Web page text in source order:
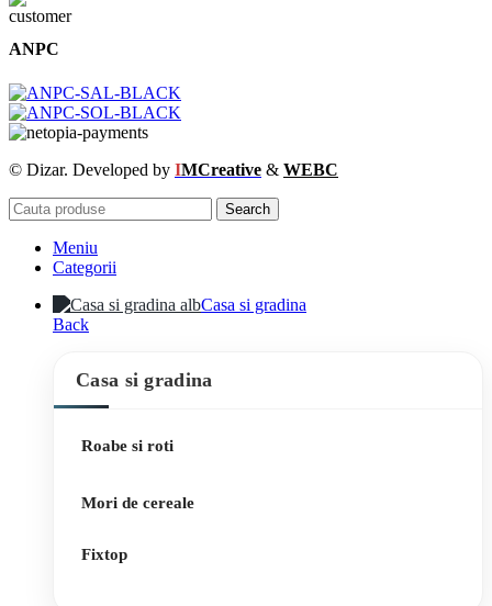
ANPC
© Dizar. Developed by IMCreative & WEBC
Search
Meniu
Categorii
Casa si gradina
Back
Casa si gradina
Roabe si roti
Mori de cereale
Fixtop